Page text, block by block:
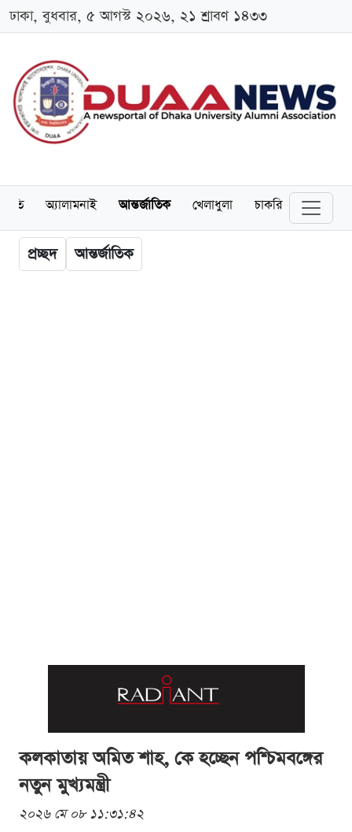
ঢাকা, বুধবার, ৫ আগস্ট ২০২৬, ২১ শ্রাবণ ১৪৩৩
অ্যালামনাই আন্তর্জাতিক খেলাধুলা চাকরি স্কলারশিপ
প্রচ্ছদ আন্তর্জাতিক
কলকাতায় অমিত শাহ, কে হচ্ছেন পশ্চিমবঙ্গের
নতুন মুখ্যমন্ত্রী
২০২৬ মে ০৮ ১১:৩১:৪২